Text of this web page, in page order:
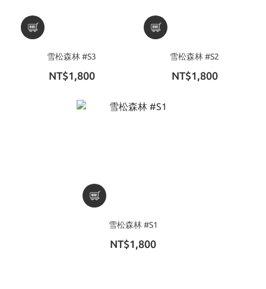
雪松森林 #S3
NT$1,800
雪松森林 #S2
NT$1,800
雪松森林 #S1
NT$1,800